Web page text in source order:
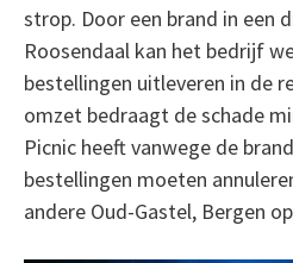
strop. Door een brand in een
Roosendaal kan het bedrijf
bestellingen uitleveren in de
omzet bedraagt de schade
Picnic heeft vanwege de
bestellingen moeten
andere Oud-Gastel, Bergen